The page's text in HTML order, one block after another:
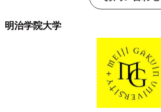
明治学院大学